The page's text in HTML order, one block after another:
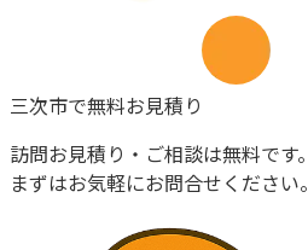
三次市で無料お見積り
訪問お見積り・ご相談は無料です。
まずはお気軽にお問合せください。